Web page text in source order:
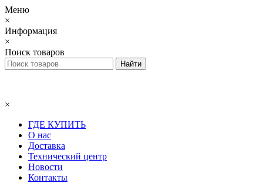
Меню
×
Информация
×
Поиск товаров
×
ГДЕ КУПИТЬ
О нас
Доставка
Технический центр
Новости
Контакты